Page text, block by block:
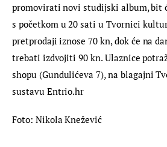
promovirati novi studijski album, bit
s početkom u 20 sati u Tvornici
pretprodaji iznose 70 kn, dok će na
trebati izdvojiti 90 kn. Ulaznice
shopu (Gundulićeva 7), na blagajni
sustavu Entrio.hr
Foto: Nikola Knežević